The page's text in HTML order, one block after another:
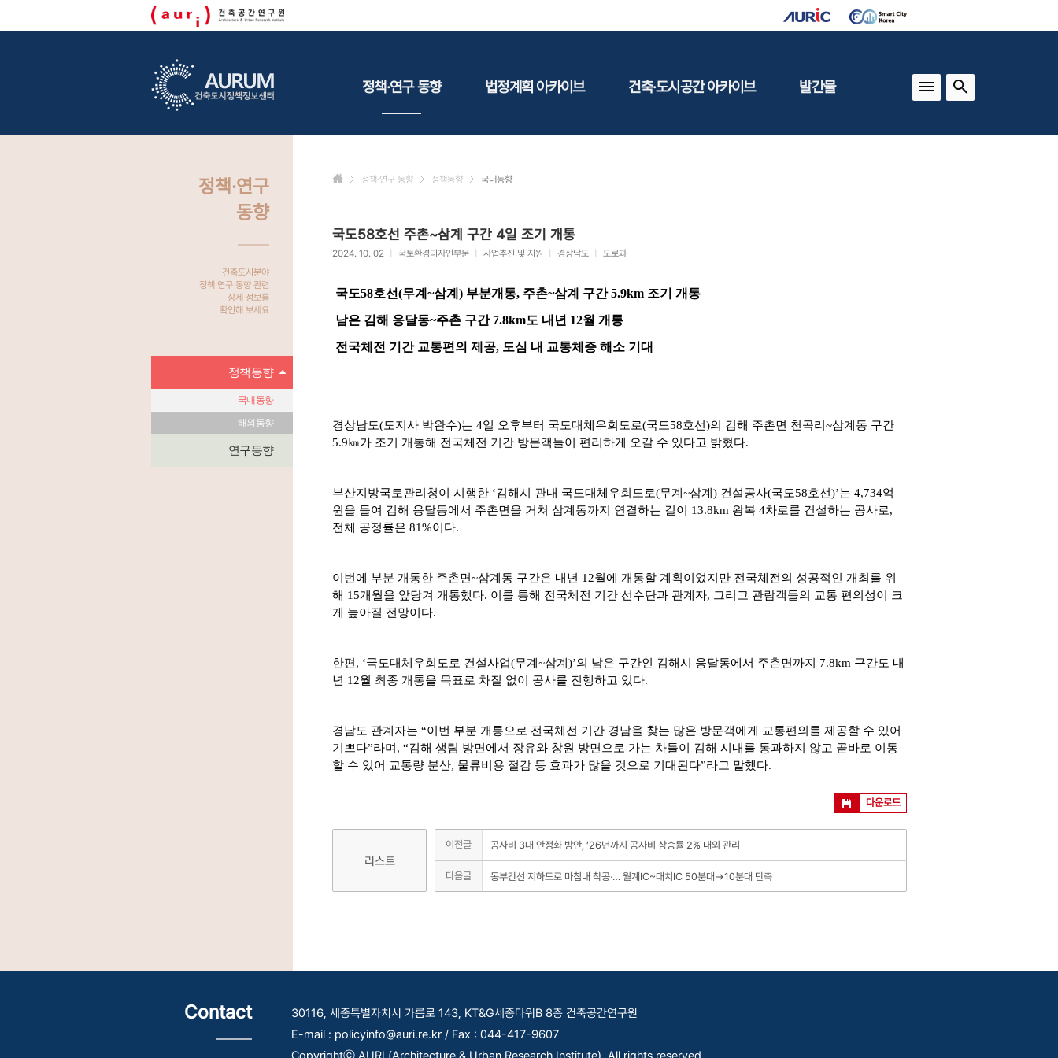
정책·연구 동향
연구동향
법정계획 아카이브
환경
관광
문화
사회복지
건축·도시공간 아카이브 발간물
건축도시연구
정책·연구
동향
건축도시분야
정책·연구 동향 관련
상세 정보를
확인해 보세요
정책동향
국내동향
해외동향
연구동향
정책·연구 동향 정책동향 국내동향
국도58호선 주촌~삼계 구간 4일 조기 개통
2024. 10. 02 국토환경디자인부문 사업추진 및 지원 경상남도 도로과
국도58호선(무계~삼계) 부분개통, 주촌~삼계 구간 5.9km 조기 개통
남은 김해 응달동~주촌 구간 7.8km도 내년 12월 개통
전국체전 기간 교통편의 제공, 도심 내 교통체증 해소 기대
경상남도(도지사 박완수)는 4일 오후부터 국도대체우회도로(국도58호선)의 김해 주촌면 천곡리~삼계동 구간
5.9㎞가 조기 개통해 전국체전 기 간 방문객들이 편리하게 오갈 수 있다고 밝혔다.
부산지방국토관리청이 시행한 ‘김해시 관내 국도대체우회도로(무계~삼계) 건설공사(국도58호선)’는 4,734억
원을 들여 김해 응달동에서 주촌면을 거쳐 삼계동까지 연결하는 길이 13.8km 왕복 4차로를 건설하는 공사로,
전체 공정률은 81%이다.
이번에 부분 개통한 주촌면~삼계동 구간은 내년 12월에 개통할 계획이었지만 전국체전의 성공적인 개최를 위
해 15개월을 앞당겨 개통했다. 이를 통해 전국체전 기간 선수단과 관계자, 그리고 관람객들의 교통 편의성이 크
게 높아질 전망이다.
한편, ‘국도대체우회도로 건설사업(무계~삼계)’의 남은 구간인 김해시 응달동에서 주촌면까지 7.8km 구간도 내
년 12월 최종 개통을 목표로 차질 없이 공사를 진행하고 있다.
경남도 관계자는 “이번 부분 개통으로 전국체전 기간 경남을 찾는 많은 방문객에게 교통편의를 제공할 수 있어
기쁘다”라며, “김해 생림 방면에서 장유와 창원 방면으로 가는 차들이 김해 시내를 통과하지 않고 곧바로 이동
할 수 있어 교통량 분산, 물류비용 절감 등 효과가 많을 것으로 기대된다”라고 말했다.
다운로드
리스트
이전글 공사비 3대 안정화 방안, ’26년까지 공사비 상승률 2% 내외 관리
다음글 동부간선 지하도로 마침내 착공‧… 월계IC~대치IC 50분대→10분대 단축
Contact
30116, 세종특별자치시 가름로 143, KT&G세종타워B 8층 건축공간연구원
E-mail : policyinfo@auri.re.kr / Fax : 044-417-9607